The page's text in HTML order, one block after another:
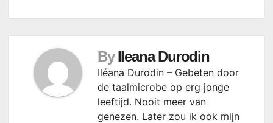
By Ileana Durodin
Iléana Durodin – Gebeten door
de taalmicrobe op erg jonge
leeftijd. Nooit meer van
genezen. Later zou ik ook mijn